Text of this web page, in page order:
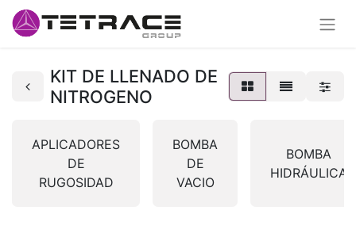
KIT DE LLENADO DE
NITROGENO
APLICADORES
DE
RUGOSIDAD
BOMBA
DE
VACIO
BOMBA
HIDRÁULICA